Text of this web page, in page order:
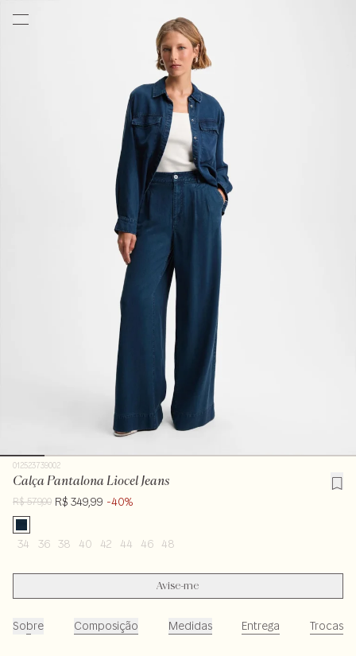
012523739002
Calça Pantalona Liocel Jeans
R$ 579,00 R$ 349,99 -40%
34 36 38 40 42 44 46 48
Avise-me
Sobre Composição Medidas Entrega Trocas